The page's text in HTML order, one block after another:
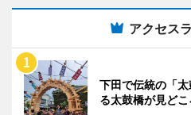
アクセス
下田で伝統の「
る太鼓橋が見どこ